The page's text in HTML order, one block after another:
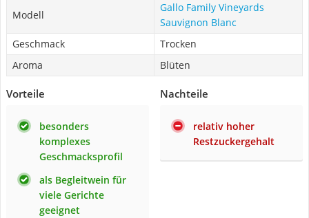
Modell
Gallo Family Vineyards
Sauvignon Blanc
Geschmack
Trocken
Aroma
Blüten
Vorteile
besonders
komplexes
Geschmacksprofil
als Begleitwein für
viele Gerichte
geeignet
Nachteile
relativ hoher
Restzuckergehalt